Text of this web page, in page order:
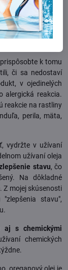
olej sa užíva na
lyžičku s vodou,
formy,
k tomu
či sa nedostaví
v ojedinelých
alergická reakcia.
reakcie na rastliny
perila, mäta,
vydržte v užívaní
užívaní oleja
stavu, čo
Na dôkladné
Z mojej skúsenosti
stavu",
aj s chemickými
chemických
oreganový olej je